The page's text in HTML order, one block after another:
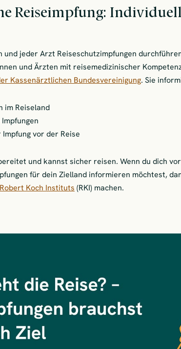
Reiseimpfung:
jeder Arzt Reiseschutzimpfungen
und Ärzten mit reisemedizinischer
Kassenärztlichen Bundesvereinigung. Sie
im Reiseland
vor der Reise
und kannst sicher reisen. Wenn du dich
für dein Zielland informieren möchtest,
Koch Instituts (RKI) machen.